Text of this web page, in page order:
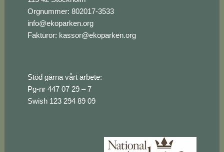
Orgnummer: 802017-3533
info@ekoparken.org
Fakturor: kassor@ekoparken.org
Stöd gärna vårt arbete:
Pg-nr 447 07 29 – 7
Swish 123 294 89 09